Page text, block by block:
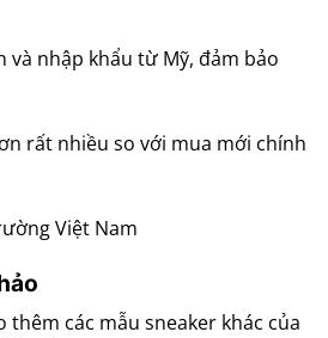
và nhập khẩu từ Mỹ, đảm bảo
rất nhiều so với mua mới chính
Việt Nam
thêm các mẫu sneaker khác của